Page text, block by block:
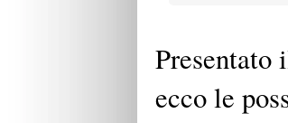
Presentato
ecco le